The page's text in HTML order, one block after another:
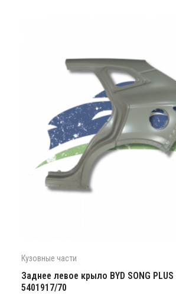
Кузовные части
Заднее левое крыло BYD SONG PLUS
5401917/70